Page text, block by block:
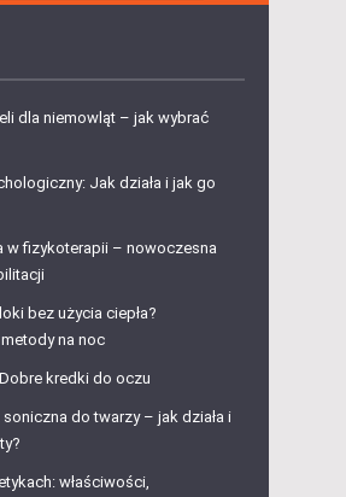
dla niemowląt – jak wybrać
Jak działa i jak go
w fizykoterapii – nowoczesna
bez użycia ciepła?
na noc
kredki do oczu
do twarzy – jak działa i
właściwości,